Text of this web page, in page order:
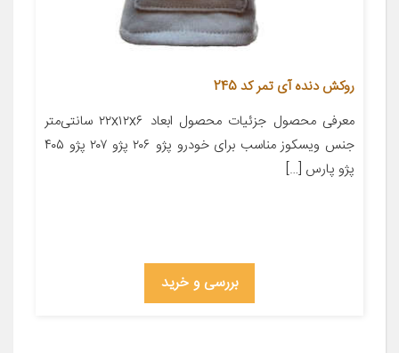
روکش دنده آی تمر کد 245
معرفی محصول جزئیات محصول ابعاد ۲۲x۱۲x۶ سانتی‌متر
جنس ویسکوز مناسب برای خودرو پژو ۲۰۶ پژو ۲۰۷ پژو ۴۰۵
پژو پارس […]
بررسی و خرید